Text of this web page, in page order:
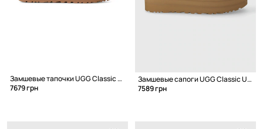
Замшевые тапочки UGG Classic Micro
7679 грн
Замшевые сапоги UGG Classic Ultra Mini Platform
7589 грн